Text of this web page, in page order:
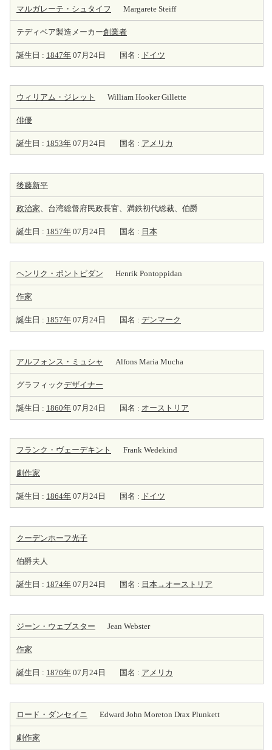
マルガレーテ・シュタイフ Margarete Steiff
テディベア製造メーカー創業者
誕生日 : 1847年 07月24日 国名 : ドイツ
ウィリアム・ジレット William Hooker Gillette
俳優
誕生日 : 1853年 07月24日 国名 : アメリカ
後藤新平
政治家、台湾総督府民政長官、満鉄初代総裁、伯爵
誕生日 : 1857年 07月24日 国名 : 日本
ヘンリク・ポントピダン Henrik Pontoppidan
作家
誕生日 : 1857年 07月24日 国名 : デンマーク
アルフォンス・ミュシャ Alfons Maria Mucha
グラフィックデザイナー
誕生日 : 1860年 07月24日 国名 : オーストリア
フランク・ヴェーデキント Frank Wedekind
劇 作家
誕生日 : 1864年 07月24日 国名 : ドイツ
クーデンホーフ光子
伯爵夫人
誕生日 : 1874年 07月24日 国名 : 日本→オーストリア
ジーン・ウェブスター Jean Webster
作家
誕生日 : 1876年 07月24日 国名 : アメリカ
ロード・ダンセイニ Edward John Moreton Drax Plunkett
劇 作家